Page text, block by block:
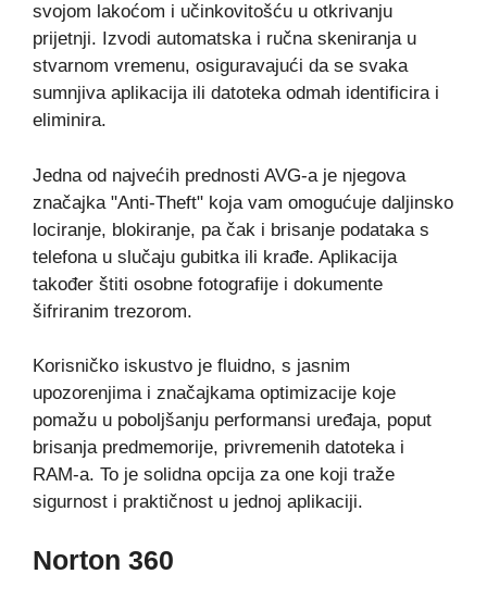
svojom lakoćom i učinkovitošću u otkrivanju
prijetnji. Izvodi automatska i ručna skeniranja u
stvarnom vremenu, osiguravajući da se svaka
sumnjiva aplikacija ili datoteka odmah identificira i
eliminira.
Jedna od najvećih prednosti AVG-a je njegova
značajka "Anti-Theft" koja vam omogućuje daljinsko
lociranje, blokiranje, pa čak i brisanje podataka s
telefona u slučaju gubitka ili krađe. Aplikacija
također štiti osobne fotografije i dokumente
šifriranim trezorom.
Korisničko iskustvo je fluidno, s jasnim
upozorenjima i značajkama optimizacije koje
pomažu u poboljšanju performansi uređaja, poput
brisanja predmemorije, privremenih datoteka i
RAM-a. To je solidna opcija za one koji traže
sigurnost i praktičnost u jednoj aplikaciji.
Norton 360